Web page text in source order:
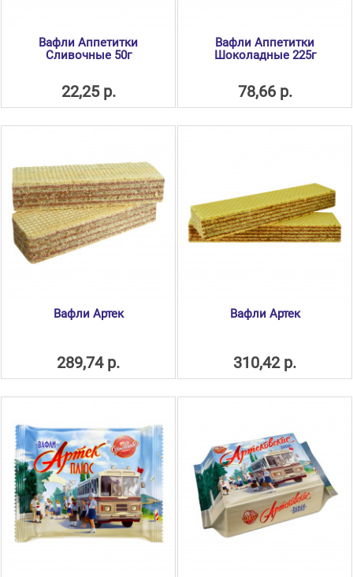
Вафли Аппетитки
Сливочные 50г
22,25 р.
Вафли Аппетитки
Шоколадные 225г
78,66 р.
Вафли Артек
289,74 р.
Вафли Артек
310,42 р.